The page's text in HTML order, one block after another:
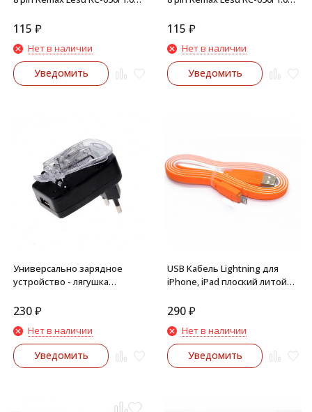
115 ₽
Нет в наличии
Уведомить
115 ₽
Нет в наличии
Уведомить
Универсально зарядное
устройство - лягушка
230₽
Нет в наличии
Уведомить
USB Kабель Lightning для
iPhone, iPad плоский литой
290₽
Нет в наличии
Уведомить